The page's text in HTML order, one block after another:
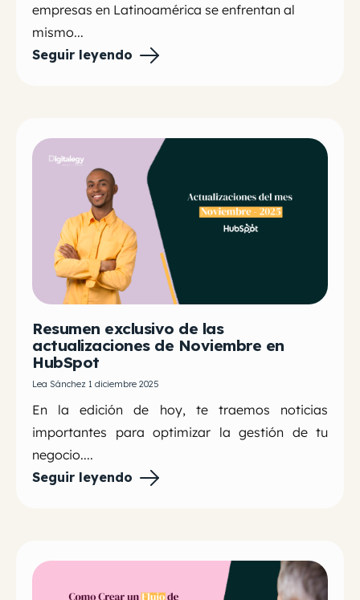
empresas en Latinoamérica se enfrentan al
mismo...
Seguir leyendo
Resumen exclusivo de las
actualizaciones de Noviembre en
HubSpot
Lea Sánchez 1 diciembre 2025
En la edición de hoy, te traemos noticias
importantes para optimizar la gestión de tu
negocio....
Seguir leyendo